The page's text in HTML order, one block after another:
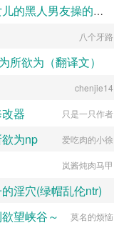
广东大屁股熟妇被女儿的黑人男友操的浑身颤抖淫水喷满床单
二十三
八个牙路
所欲为（翻译文）
白门楼汉化集团
chenjie14
器 只是一只作者
为np 爱吃肉的小徐
岚酱炖肉马甲
淫穴(绿帽乱伦ntr)
轻松向
望峡谷～ 莫名的烦恼